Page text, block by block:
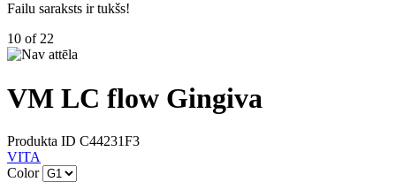
Failu saraksts ir tukšs!
10 of 22
VM LC flow Gingiva
Produkta ID C44231F3
VITA
Color